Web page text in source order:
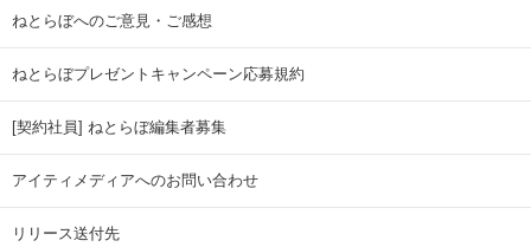
ねとらぼへのご意見・ご感想
ねとらぼプレゼントキャンペーン応募規約
[契約社員] ねとらぼ編集者募集
アイティメディアへのお問い合わせ
リリース送付先